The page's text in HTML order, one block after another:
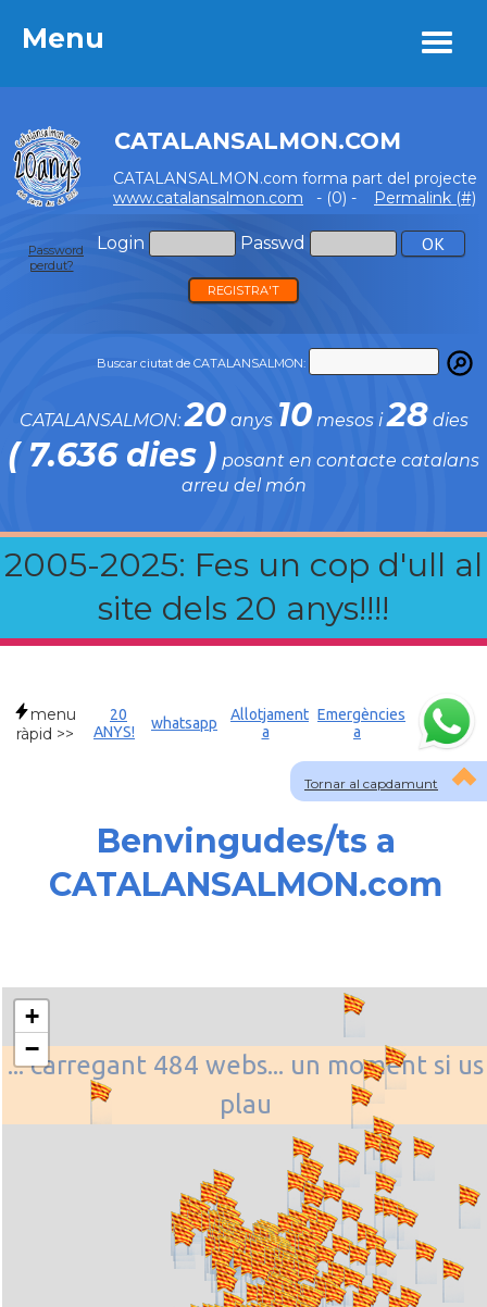
Menu
CATALANSALMON.COM
CATALANSALMON.com forma part del projecte
www.catalansalmon.com - (0) - Permalink (#)
Login Passwd
Password
perdut?
REGISTRA'T
Buscar ciutat de CATALANSALMON:
CATALANSALMON:20anys 10mesos i28 dies
( 7.636 dies ) posant en contacte catalans
arreu del món
2005-2025: Fes un cop d'ull al
site dels 20 anys!!!!
Menu
Tornar al capdamunt
menu
ràpid >>
20
ANYS!
whatsapp
Allotjament
a
Emergències
a
Benvingudes/ts a
CATALANSALMON.com
... carregant 484 webs... un moment si us
plau
+
−